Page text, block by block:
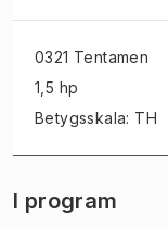
0321 Tentamen
1,5 hp
Betygsskala: TH
I program